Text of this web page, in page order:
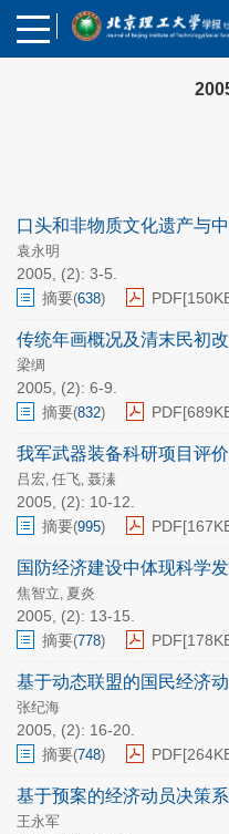
口头和非物质文化遗产与
袁永明
2005, (2): 3-5.
摘要(638) PDF[
传统年画概况及清末民初
梁绸
2005, (2): 6-9.
摘要(832) PDF[
我军武器装备科研项目评
吕宏, 任飞, 聂溱
2005, (2): 10-12.
摘要(995) PDF[
国防经济建设中体现科学
焦智立, 夏炎
2005, (2): 13-15.
摘要(778) PDF[
基于动态联盟的国民经济
张纪海
2005, (2): 16-20.
摘要(748) PDF[
基于预案的经济动员决策
王永军